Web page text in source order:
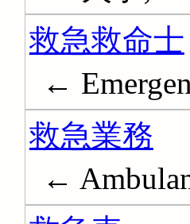
救急救命士
←
救急業務
←